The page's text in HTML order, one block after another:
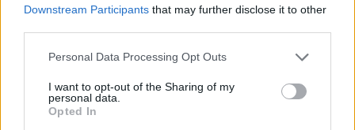
Downstream Participants that may further disclose it to other
Personal Data Processing Opt Outs
I want to opt-out of the Sharing of my
personal data.
Opted In